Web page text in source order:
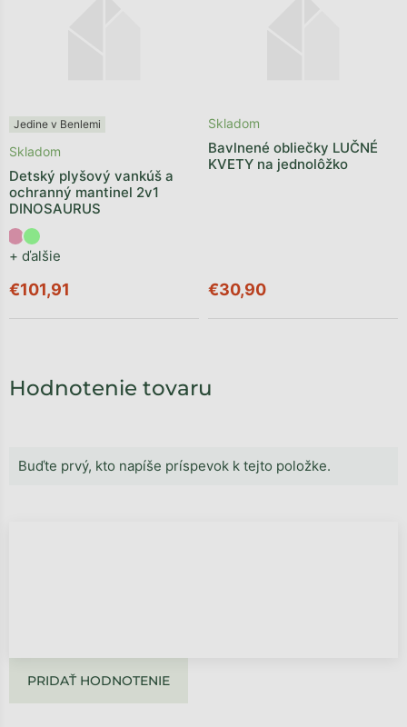
Hodnotenie tovaru
Buďte prvý, kto napíše príspevok k tejto položke.
PRIDAŤ HODNOTENIE
Jedine v Benlemi
Detský plyšový vankúš a
ochranný mantinel 2v1
DINOSAURUS
+ ďalšie
Skladom
€101,91
Bavlnené obliečky LUČNÉ
KVETY na jednolôžko
Skladom
€30,90